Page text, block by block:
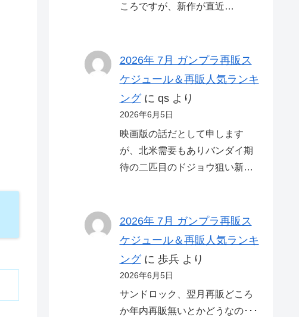
ころですが、新作が直近…
2026年 7月 ガンプラ再販ス
ケジュール＆再販人気ランキ
ングに qsより
2026年6月5日
映画版の話だとして申します
が、北米需要もありバンダイ期
待の二匹目のドジョウ狙い新…
2026年 7月 ガンプラ再販ス
ケジュール＆再販人気ランキ
ングに 歩兵より
2026年6月5日
サンドロック、翌月再販どころ
か年内再販無いとかどうなの･･･